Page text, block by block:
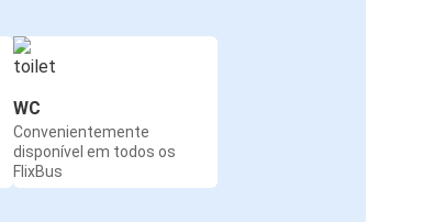
WC
Convenientemente
disponível em todos os
FlixBus